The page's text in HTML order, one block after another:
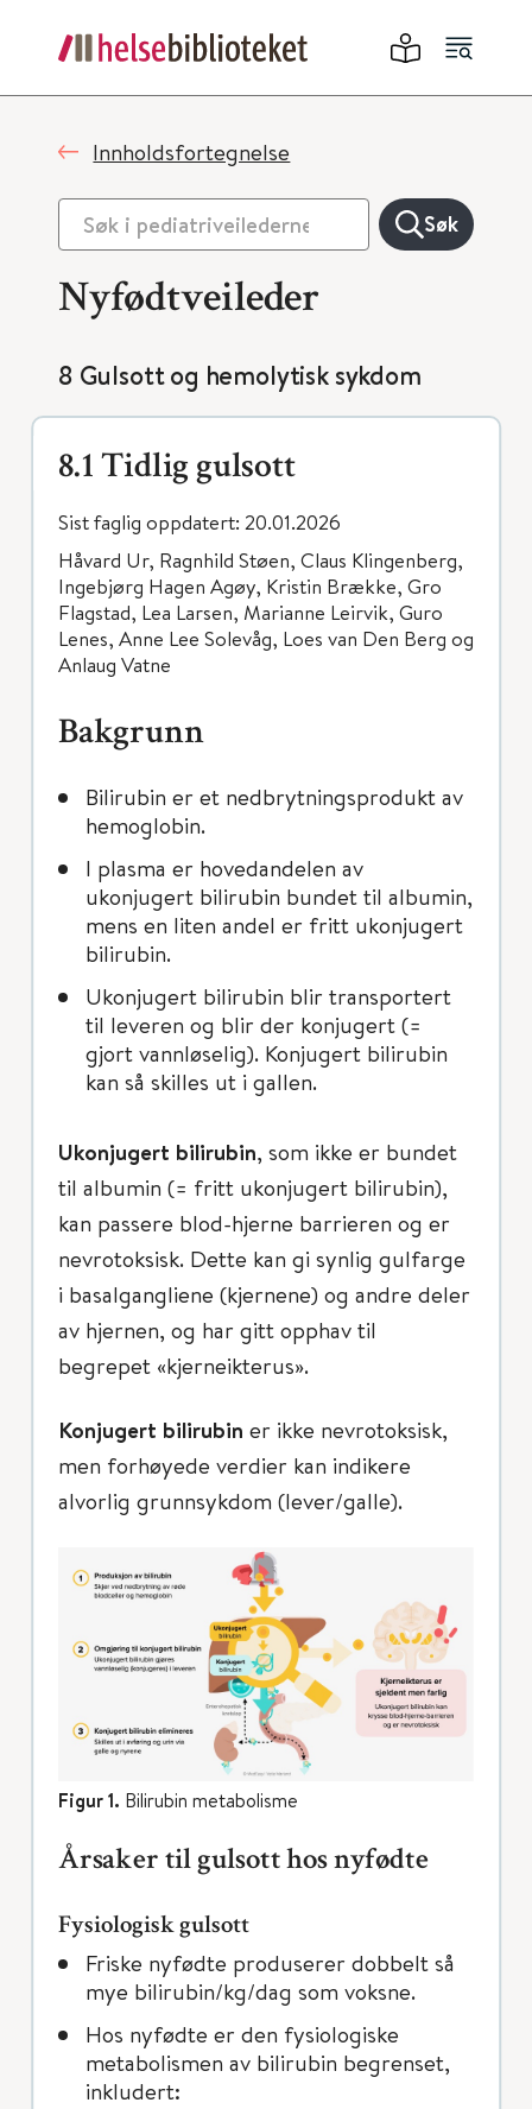
Innholdsfortegnelse
Søk
Nyfødtveileder
8 Gulsott og hemolytisk sykdom
8.1 Tidlig gulsott
Sist faglig oppdatert: 20.01.2026
Håvard Ur, Ragnhild Støen, Claus Klingenberg,
Ingebjørg Hagen Agøy, Kristin Brække, Gro
Flagstad, Lea Larsen, Marianne Leirvik, Guro
Lenes, Anne Lee Solevåg, Loes van Den Berg og
Anlaug Vatne
Bakgrunn
Bilirubin er et nedbrytningsprodukt av
hemoglobin.
I plasma er hovedandelen av
ukonjugert bilirubin bundet til albumin,
mens en liten andel er fritt ukonjugert
bilirubin.
Ukonjugert bilirubin blir transportert
til leveren og blir der konjugert (=
gjort vannløselig). Konjugert bilirubin
kan så skilles ut i gallen.
Ukonjugert bilirubin, som ikke er bundet
til albumin (= fritt ukonjugert bilirubin),
kan passere blod-hjerne barrieren og er
nevrotoksisk. Dette kan gi synlig gulfarge
i basalgangliene (kjernene) og andre deler
av hjernen, og har gitt opphav til
begrepet «kjerneikterus».
Konjugert bilirubin er ikke nevrotoksisk,
men forhøyede verdier kan indikere
alvorlig grunnsykdom (lever/galle).
Figur 1. Bilirubin metabolisme
Årsaker til gulsott hos nyfødte
Fysiologisk gulsott
Friske nyfødte produserer dobbelt så
mye bilirubin/kg/dag som voksne.
Hos nyfødte er den fysiologiske
metabolismen av bilirubin begrenset,
inkludert: